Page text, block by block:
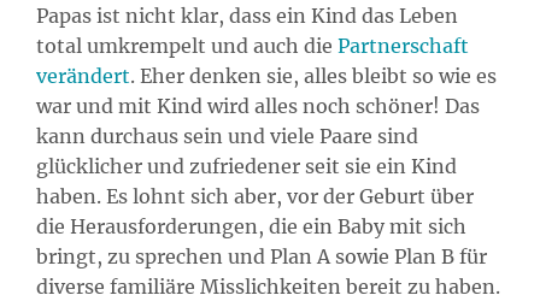
Papas ist nicht klar, dass ein Kind das Leben
total umkrempelt und auch die Partnerschaft
verändert. Eher denken sie, alles bleibt so wie es
war und mit Kind wird alles noch schöner! Das
kann durchaus sein und viele Paare sind
glücklicher und zufriedener seit sie ein Kind
haben. Es lohnt sich aber, vor der Geburt über
die Herausforderungen, die ein Baby mit sich
bringt, zu sprechen und Plan A sowie Plan B für
diverse familiäre Misslichkeiten bereit zu haben.